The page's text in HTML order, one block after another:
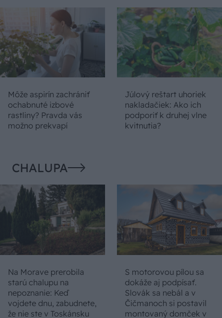
Môže aspirín zachrániť
ochabnuté izbové
rastliny? Pravda vás
možno prekvapí
Júlový reštart uhoriek
nakladačiek: Ako ich
podporiť k druhej vlne
kvitnutia?
CHALUPA
Na Morave prerobila
starú chalupu na
nepoznanie: Keď
vojdete dnu, zabudnete,
že nie ste v Toskánsku
S motorovou pílou sa
dokáže aj podpísať.
Slovák sa nebál a v
Čičmanoch si postavil
montovaný domček v